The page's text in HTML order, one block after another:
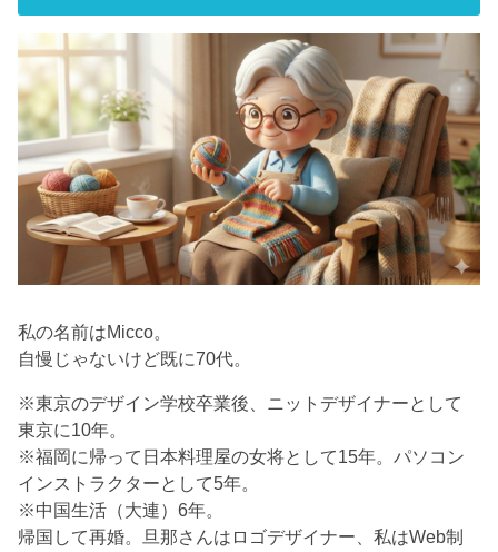
私の名前はMicco。
自慢じゃないけど既に70代。
※東京のデザイン学校卒業後、ニットデザイナーとして
東京に10年。
※福岡に帰って日本料理屋の女将として15年。パソコン
インストラクターとして5年。
※中国生活（大連）6年。
帰国して再婚。旦那さんはロゴデザイナー、私はWeb制